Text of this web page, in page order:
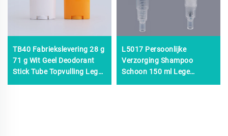
TB40 Fabriekslevering 28 g
71 g Wit Geel Deodorant
Stick Tube Topvulling Lege
Cosmetische
L5017 Persoonlijke
Verzorging Shampoo
Schoon 150 ml Lege
Lotionpompflessen Met